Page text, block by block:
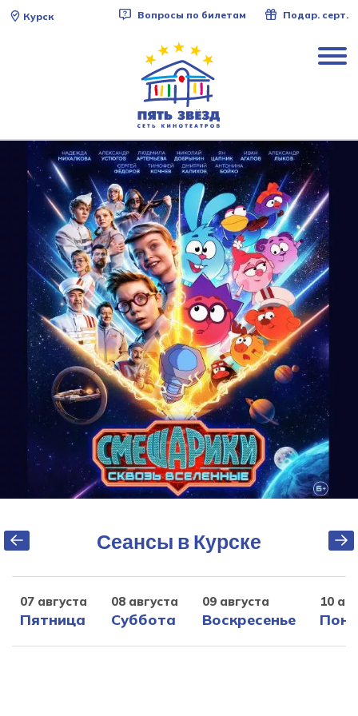
Курск Вопросы по билетам Подар. серт.
Сеансы в Курске
07 августа
Пятница
08 августа
Суббота
09 августа
Воскресенье
10